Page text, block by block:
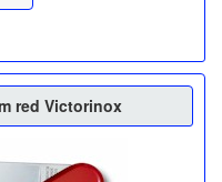
red Victorinox